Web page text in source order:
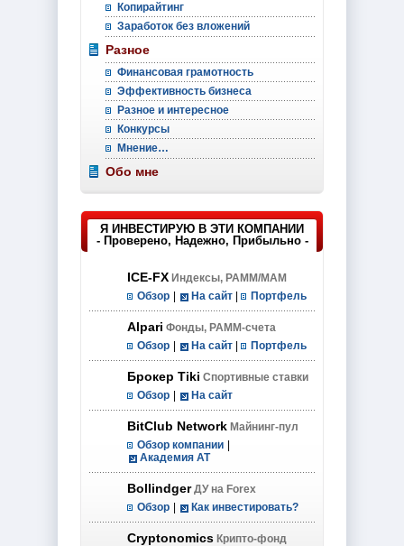
Копирайтинг
Заработок без вложений
Разное
Финансовая грамотность
Эффективность бизнеса
Разное и интересное
Конкурсы
Мнение…
Обо мне
Я ИНВЕСТИРУЮ В ЭТИ КОМПАНИИ
- Проверено, Надежно, Прибыльно -
ICE-FX Индексы, PAMM/MAM
Обзор На сайт Портфель
Alpari Фонды, PAMM-счета
Обзор На сайт Портфель
Брокер Tiki Спортивные ставки
Обзор На сайт
BitClub Network Майнинг-пул
Обзор компании
Академия AT
BollindgerДУ на Forex
Обзор Как инвестировать?
Cryptonomics Крипто-фонд